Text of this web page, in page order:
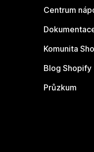
Centrum
Komunita
Blog Shopify
Průzkum